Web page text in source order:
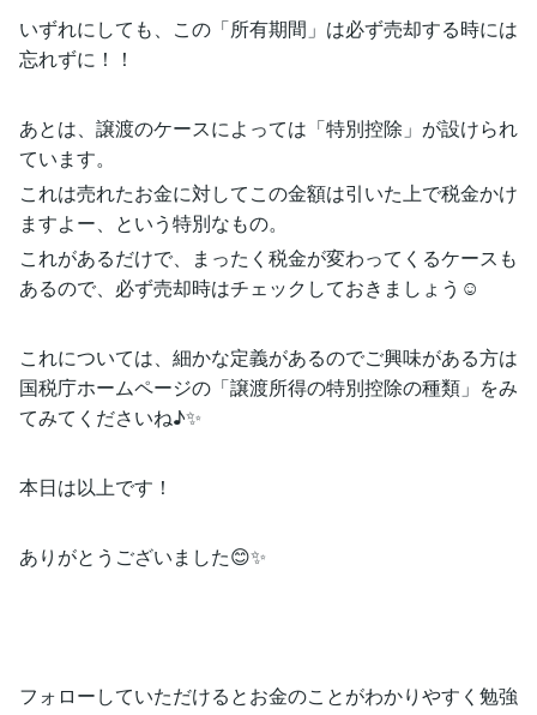
いずれにしても、この「所有期間」は必ず売却する時には
忘れずに！！
あとは、譲渡のケースによっては「特別控除」が設けられ
ています。
これは売れたお金に対してこの金額は引いた上で税金かけ
ますよー、という特別なもの。
これがあるだけで、まったく税金が変わってくるケースも
あるので、必ず売却時はチェックしておきましょう☺️
これについては、細かな定義があるのでご興味がある方は
国税庁ホームページの「譲渡所得の特別控除の種類」をみ
てみてくださいね♪✨
本日は以上です！
ありがとうございました😊✨
フォローしていただけるとお金のことがわかりやすく勉強